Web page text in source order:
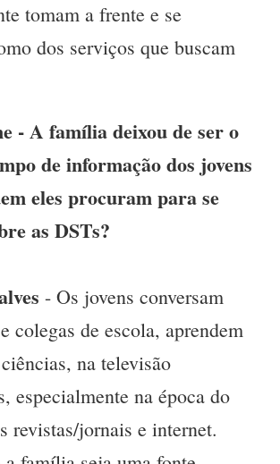
tomam a frente e se
dos serviços que buscam
- A família deixou de ser o
de informação dos jovens
eles procuram para se
as DSTs?
- Os jovens conversam
colegas de escola, aprendem
na televisão
especialmente na época do
revistas/jornais e internet.